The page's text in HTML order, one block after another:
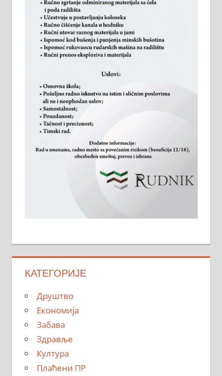
КАТЕГОРИЈЕ
Друштво
Економија
Забава
Здравље
Култура
Плаћени ПР